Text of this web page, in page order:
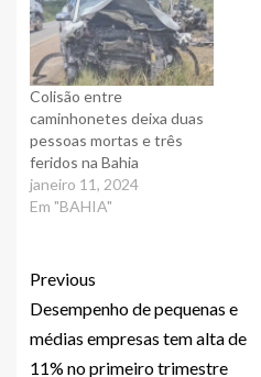
Colisão entre
caminhonetes deixa duas
pessoas mortas e três
feridos na Bahia
janeiro 11, 2024
Em "BAHIA"
Previous
Desempenho de pequenas e
médias empresas tem alta de
11% no primeiro trimestre